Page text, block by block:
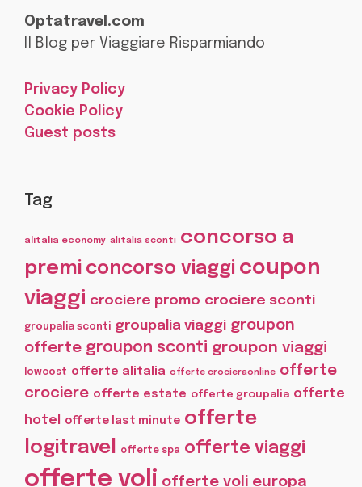
Optatravel.com
Il Blog per Viaggiare Risparmiando
Privacy Policy
Cookie Policy
Guest posts
Tag
alitalia economy alitalia sconti concorso a
premi concorso viaggi coupon
viaggi crociere promo crociere sconti
groupalia sconti groupalia viaggi groupon
offerte groupon sconti groupon viaggi
lowcost offerte alitalia offerte crocieraonline offerte
crociere offerte estate offerte groupalia offerte
hotel
offerte last minute offerte
logitravel
offerte spa offerte viaggi
offerte voli offerte voli europa